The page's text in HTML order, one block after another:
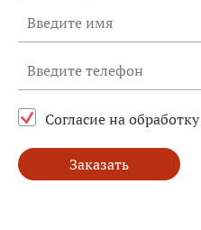
Согласие на обработку
Заказать